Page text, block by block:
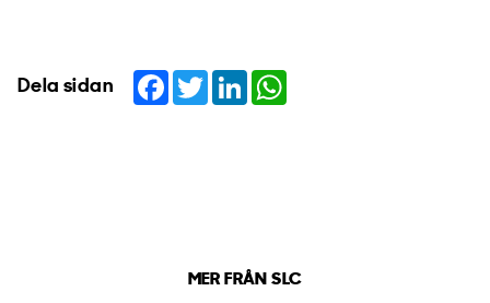
Dela sidan Facebook
TwitterLinkedIn
MER FRÅN SLC